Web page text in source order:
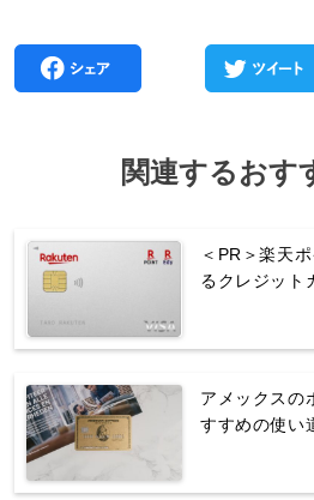
関連するおす
＜PR＞楽天
るクレジット
アメックスの
すすめの使い